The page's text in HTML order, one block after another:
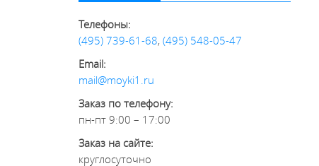
Телефоны:
(495) 739-61-68, (495) 548-05-47
Email:
mail@moyki1.ru
Заказ по телефону:
пн-пт 9:00 – 17:00
Заказ на сайте:
круглосуточно